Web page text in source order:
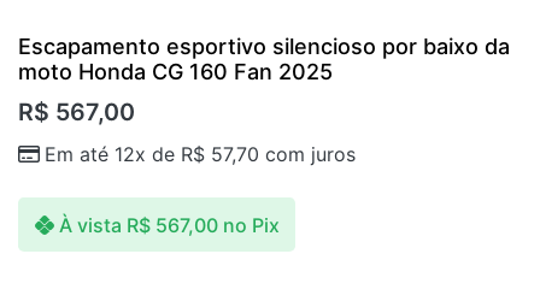
Escapamento esportivo silencioso por baixo da
moto Honda CG 160 Fan 2025
R$ 567,00
Em até 12x de R$ 57,70 com juros
À vista R$567,00 no Pix